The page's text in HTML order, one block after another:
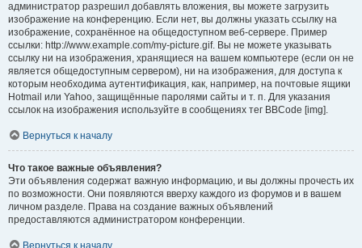
администратор разрешил добавлять вложения, вы можете загрузить
изображение на конференцию. Если нет, вы должны указать ссылку на
изображение, сохранённое на общедоступном веб-сервере. Пример
ссылки: http://www.example.com/my-picture.gif. Вы не можете указывать
ссылку ни на изображения, хранящиеся на вашем компьютере (если он не
является общедоступным сервером), ни на изображения, для доступа к
которым необходима аутентификация, как, например, на почтовые ящики
Hotmail или Yahoo, защищённые паролями сайты и т. п. Для указания
ссылок на изображения используйте в сообщениях тег BBCode [img].
Вернуться к началу
Что такое важные объявления?
Эти объявления содержат важную информацию, и вы должны прочесть их
по возможности. Они появляются вверху каждого из форумов и в вашем
личном разделе. Права на создание важных объявлений
предоставляются администратором конференции.
Вернуться к началу